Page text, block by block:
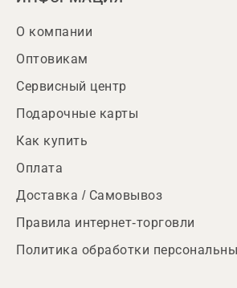
О компании
Оптовикам
Сервисный центр
Подарочные карты
Как купить
Оплата
Доставка / Самовывоз
Правила интернет-торговли
Политика обработки